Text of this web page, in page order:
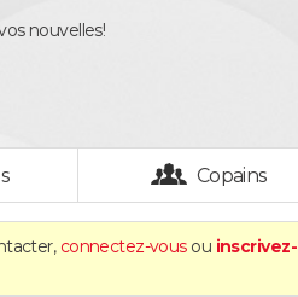
nouvelles!
Copains
connectez-vousou inscrivez-